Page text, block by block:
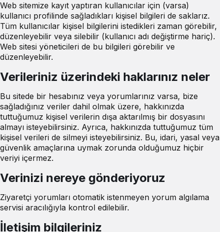
Web sitemize kayıt yaptıran kullanıcılar için (varsa)
kullanıcı profilinde sağladıkları kişisel bilgileri de saklarız.
Tüm kullanıcılar kişisel bilgilerini istedikleri zaman görebilir,
düzenleyebilir veya silebilir (kullanıcı adı değiştirme hariç).
Web sitesi yöneticileri de bu bilgileri görebilir ve
düzenleyebilir.
Verileriniz üzerindeki haklarınız neler
Bu sitede bir hesabınız veya yorumlarınız varsa, bize
sağladığınız veriler dahil olmak üzere, hakkınızda
tuttuğumuz kişisel verilerin dışa aktarılmış bir dosyasını
almayı isteyebilirsiniz. Ayrıca, hakkınızda tuttuğumuz tüm
kişisel verileri de silmeyi isteyebilirsiniz. Bu, idari, yasal veya
güvenlik amaçlarına uymak zorunda olduğumuz hiçbir
veriyi içermez.
Verinizi nereye gönderiyoruz
Ziyaretçi yorumları otomatik istenmeyen yorum algılama
servisi aracılığıyla kontrol edilebilir.
İletişim bilgileriniz